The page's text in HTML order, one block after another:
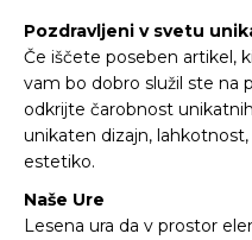
Pozdravljeni v svetu u
Če iščete poseben artikel,
vam bo dobro služil ste na
odkrijte čarobnost
unikaten dizajn,
estetiko.
Naše Ure
Lesena ura da v prostor